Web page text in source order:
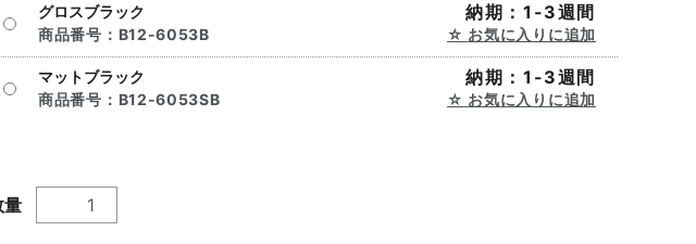
グロスブラック 納期：1-3週間
商品番号： B12-6053B お気に入りに追加
マットブラック 納期：1-3週間
商品番号： B12-6053SB お気に入りに追加
量